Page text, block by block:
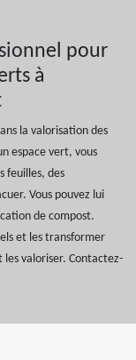
pour
à
la valorisation des
espace vert, vous
feuilles, des
Vous pouvez lui
de compost.
et les transformer
valoriser. Contactez-